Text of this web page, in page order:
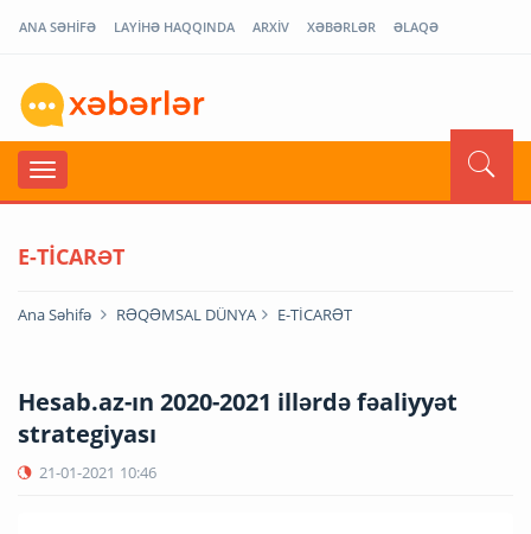
ANA SƏHİFƏ LAYİHƏ HAQQINDA ARXİV XƏBƏRLƏR ƏLAQƏ
E-TİCARƏT
Ana Səhifə RƏQƏMSAL DÜNYA E-TİCARƏT
Hesab.az-ın 2020-2021 illərdə fəaliyyət
strategiyası
21-01-2021 10:46